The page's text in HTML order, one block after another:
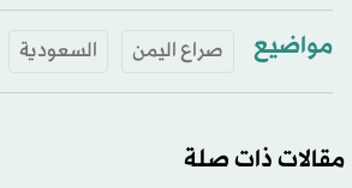
مواضيع صراع اليمن السعودية
مقالات ذات صلة